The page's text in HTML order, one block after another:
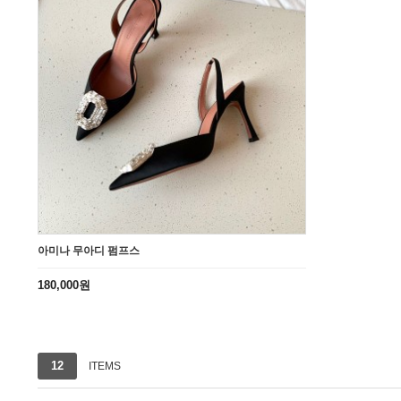
아미나 무아디 펌프스
180,000원
12 ITEMS